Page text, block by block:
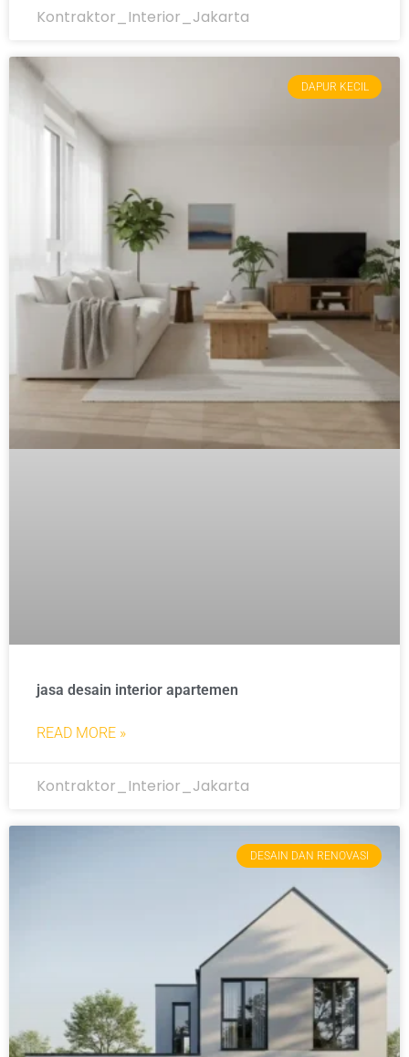
Kontraktor_Interior_Jakarta
DAPUR KECIL
jasa desain interior apartemen
READ MORE »
Kontraktor_Interior_Jakarta
DESAIN DAN RENOVASI